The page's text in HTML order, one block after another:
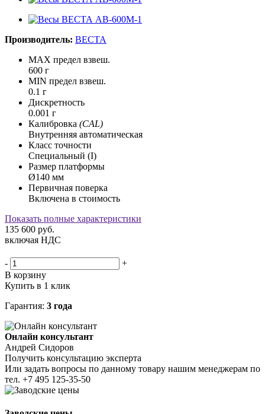
Производитель: ВЕСТА
MAX предел взвеш.
600 г
MIN предел взвеш.
0.1 г
Дискретность
0.001 г
Калибровка (CAL)
Внутренняя автоматическая
Класс точности
Специальный (I)
Размер платформы
Ø140 мм
Первичная поверка
Включена в стоимость
Показать полные характеристики
135 600 руб.
включая НДС
-
+
В корзину
Купить в 1 клик
Гарантия: 3 года
Онлайн консультант
Андрей Сидоров
Получить консультацию эксперта
Или задать вопросы по данному товару нашим менеджерам по
тел. +7 495 125-35-50